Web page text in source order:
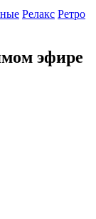
Релакс Ретро
эфире